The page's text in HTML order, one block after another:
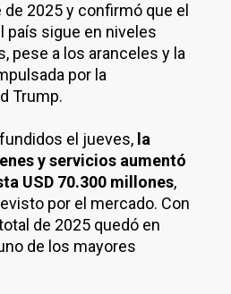
2025 y confirmó que el
país sigue en niveles
pese a los aranceles y la
por la
Trump.
el jueves, la
y servicios aumentó
USD 70.300 millones,
por el mercado. Con
de 2025 quedó en
de los mayores